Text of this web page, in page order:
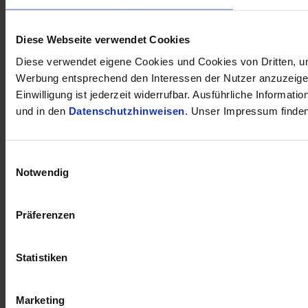
Diese Webseite verwendet Cookies
Diese verwendet eigene Cookies und Cookies von Dritten,
Werbung entsprechend den Interessen der Nutzer
Einwilligung ist jederzeit widerrufbar. Ausführliche
und in den Datenschutzhinweisen . Unser Impressum
Notwendig
Präferenzen
Statistiken
Marketing